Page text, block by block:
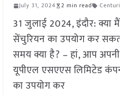
July 31, 2024 2 min read
31 जुलाई 2024, इंदौर:
सेंचुरियन का उपयोग कर
समय क्या है? – हां, आप
यूपीएल एसएएस लिमिटेड कंपनी
का उपयोग कर